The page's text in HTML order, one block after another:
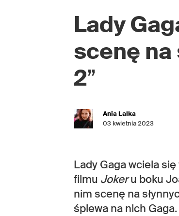
Lady
scenę
2”
Ania Lalka
03 kwietnia 2023
Lady Gaga wciela
filmu Jokeru boku
nim scenę na
śpiewa na nich Gaga.